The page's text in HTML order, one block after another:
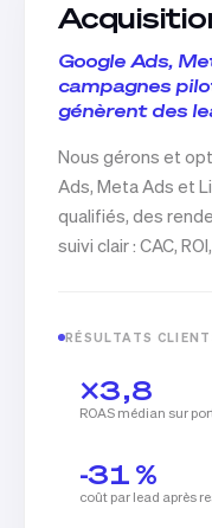
Google Ads,
campagnes
génèrent des
Nous gérons et
Ads, Meta Ads et
qualifiés, des
suivi clair : CAC,
RÉSULTATS
×3,8
ROAS médian sur
-31 %
coût par lead après